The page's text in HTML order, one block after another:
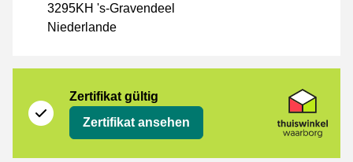
3295KH 's-Gravendeel
Niederlande
Zertifikat gültig
Zertifikat ansehen